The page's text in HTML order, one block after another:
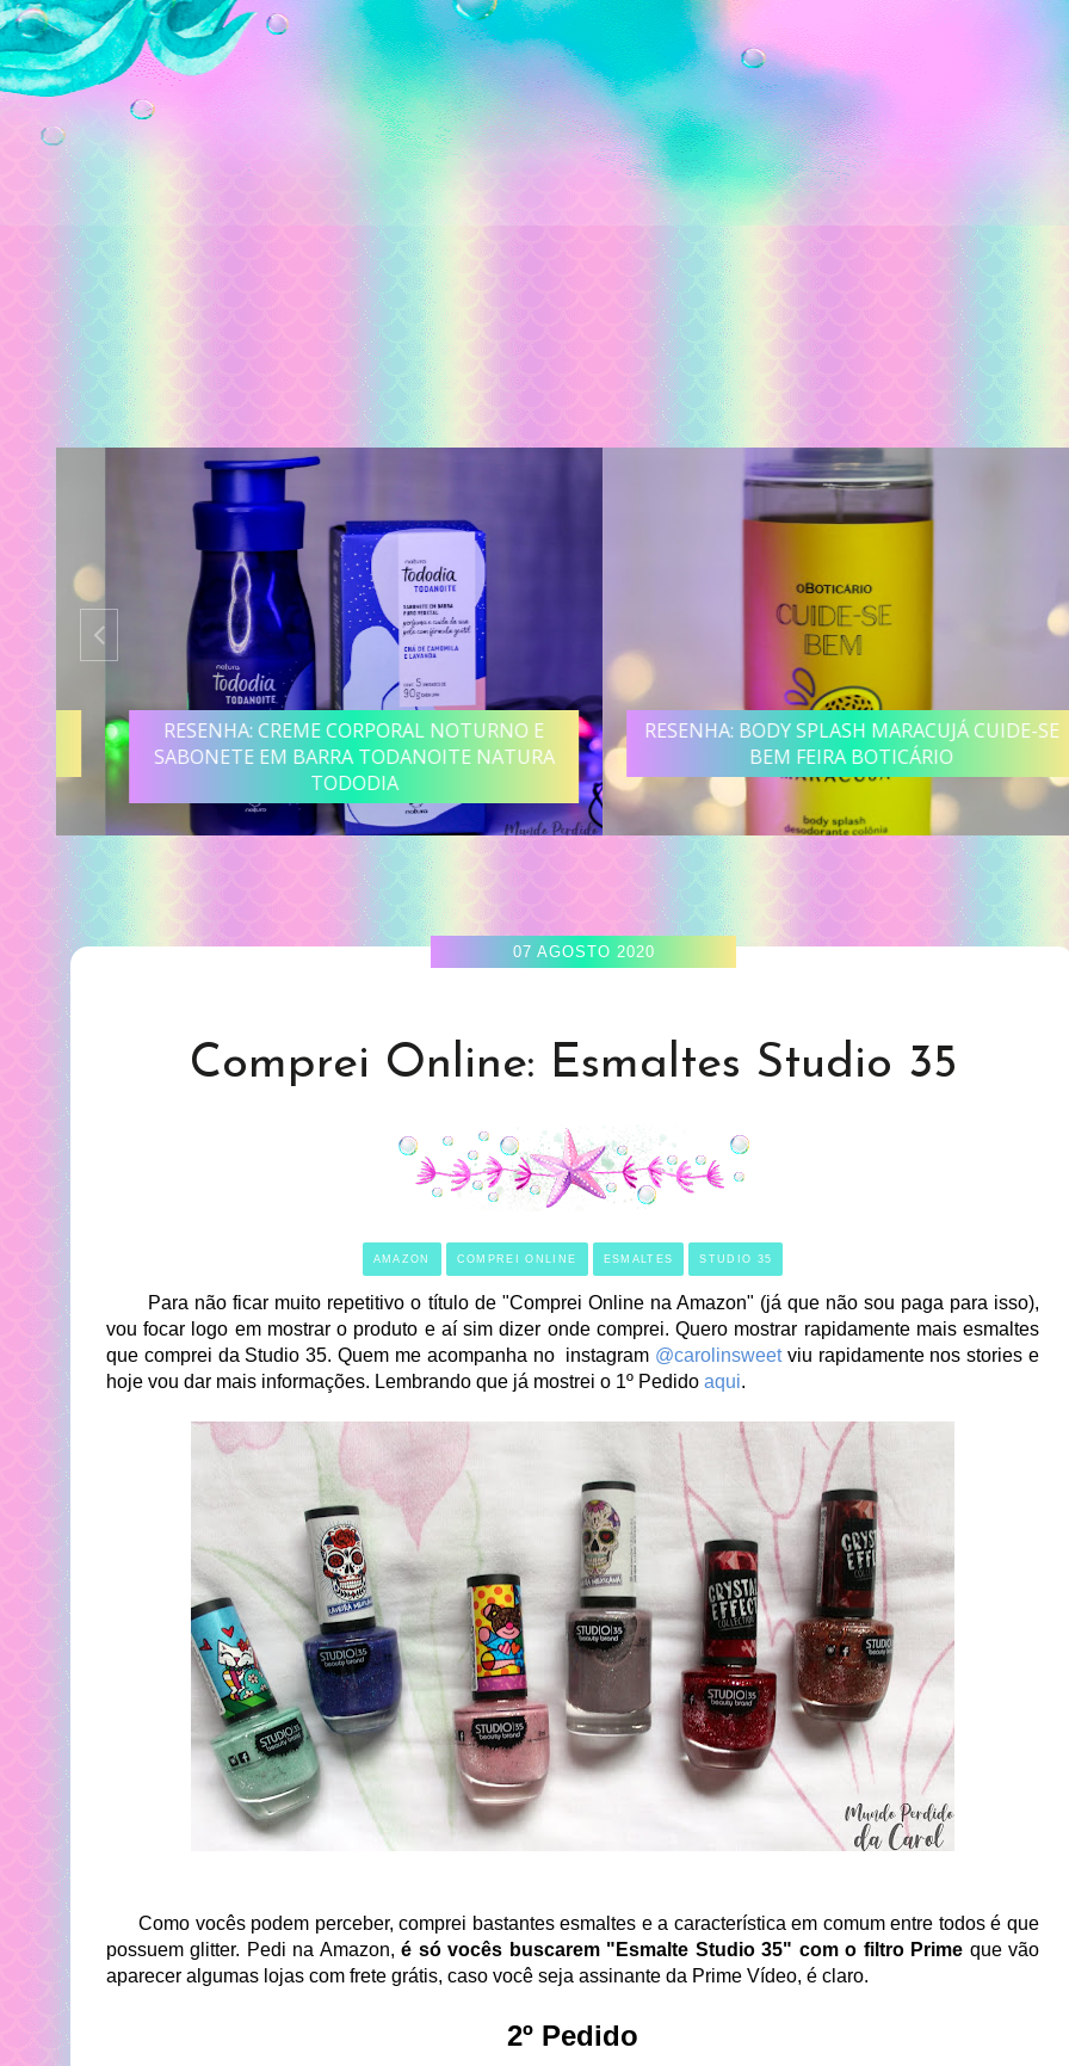
RESENHA: CREME CORPORAL NOTURNO E
SABONETE EM BARRA TODANOITE NATURA
TODODIA
RESENHA: BODY SPLASH MARACUJÁ CUIDE-SE
BEM FEIRA BOTICÁRIO
07 AGOSTO 2020
Comprei Online: Esmaltes Studio 35
AMAZON COMPREI ONLINE ESMALTES STUDIO 35
Para não ficar muito repetitivo o título de "Comprei Online na Amazon" (já que não sou paga para isso),
vou focar logo em mostrar o produto e aí sim dizer onde comprei. Quero mostrar rapidamente mais esmaltes
que comprei da Studio 35. Quem me acompanha no instagram @carolinsweetviu rapidamente nos stories e
hoje vou dar mais informações. Lembrando que já mostrei o 1º Pedido aqui.
Como vocês podem perceber, comprei bastantes esmaltes e a característica em comum entre todos é que
possuem glitter. Pedi na Amazon,é só vocês buscarem "Esmalte Studio 35" com o filtro Prime que vão
aparecer algumas lojas com frete grátis, caso você seja assinante da Prime Vídeo, é claro.
2º Pedido